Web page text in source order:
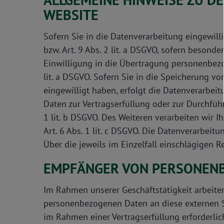
WEBSITE
Sofern Sie in die Datenverarbeitung
bzw. Art. 9 Abs. 2 lit. a DSGVO, sofern
Einwilligung in die Übertragung
lit. a DSGVO. Sofern Sie in die Speicherung
eingewilligt haben, erfolgt die
Daten zur Vertragserfüllung oder zur
1 lit. b DSGVO. Des Weiteren verarbeiten
Art. 6 Abs. 1 lit. c DSGVO. Die
Über die jeweils im Einzelfall einschlägigen
EMPFÄNGER VON
Im Rahmen unserer Geschäftstätigkeit
personenbezogenen Daten an diese
im Rahmen einer Vertragserfüllung